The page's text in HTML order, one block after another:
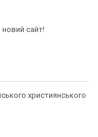
сайт!
християнського